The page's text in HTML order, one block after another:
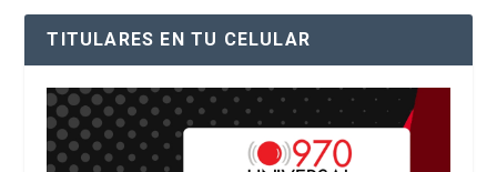
TITULARES EN TU CELULAR